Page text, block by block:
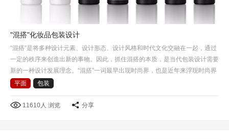
"混搭"化妆品包装设计
“混搭”是将多种设计元素、设计形态、设计风格和时代文化交融在一起，通过
一定的秩序来创造出新的事物。因此，抓住混搭的本质，是当代包装设计需要
新的一种设计发展理念。“混搭”一词最早出现时尚界，也是近年来浮现时尚界
的一个专业名词，混搭风格是后现代主义衍生的一种艺…
平面 包装
11610人 浏览 分享